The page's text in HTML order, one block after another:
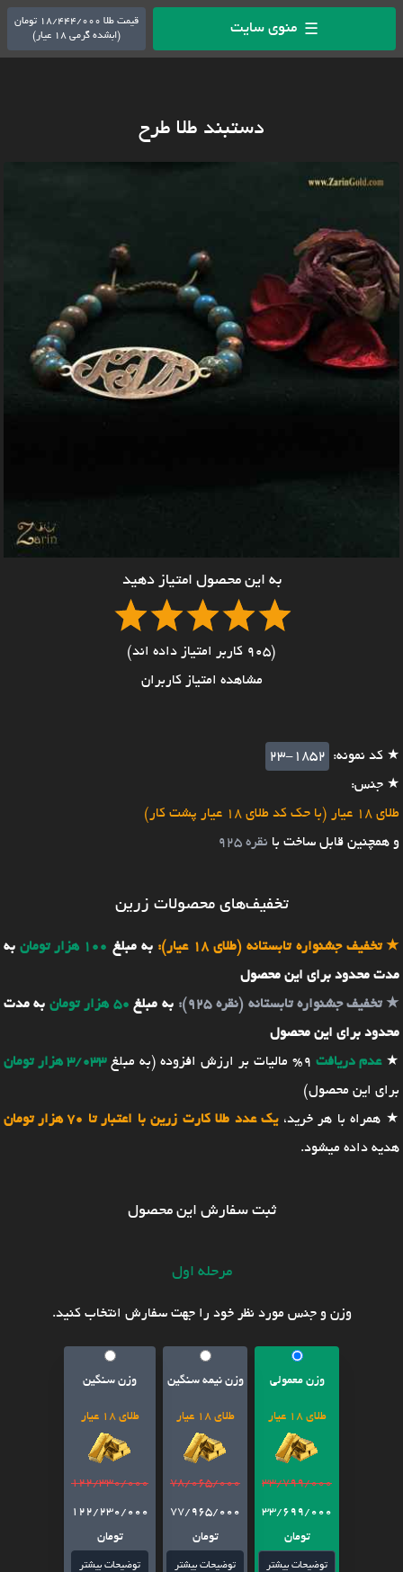
☰ منوی سایت
قیمت طلا 18/444/000 تومان
(ابشده گرمی 18 عیار)
دستبند طلا طرح
به این محصول امتیاز دهید
(905 کاربر امتیاز داده اند)
مشاهده امتیاز کاربران
★ کد نمونه:
23-1852
★ جنس:
طلای 18 عیار (با حک کد طلای 18 عیار پشت کار)
و همچنین قابل ساخت با نقره 925
تخفیف‌های محصولات زرین
★تخفیف جشنواره تابستانه (طلای 18 عیار): به مبلغ 100 هزار تومان
به
مدت محدود برای این محصول
★تخفیف جشنواره تابستانه (نقره 925): به مبلغ 50 هزار تومان
به مدت
محدود برای این محصول
★عدم دریافت 9% مالیات بر ارزش افزوده (به مبلغ
3/033 هزار تومان
برای این محصول)
★ همراه با هر خرید،یک عدد طلا کارت زرین با اعتبار تا 70 هزار تومان
هدیه داده میشود.
ثبت سفارش این محصول
مرحله اول
وزن و جنس مورد نظر خود را جهت سفارش انتخاب کنید.
وزن معمولی
طلای 18 عیار
33/799/000
33/699/000
تومان
توضیحات بیشتر
وزن نیمه سنگین
طلای 18 عیار
78/065/000
77/965/000
تومان
توضیحات بیشتر
وزن سنگین
طلای 18 عیار
122/330/000
122/230/000
تومان
توضیحات بیشتر